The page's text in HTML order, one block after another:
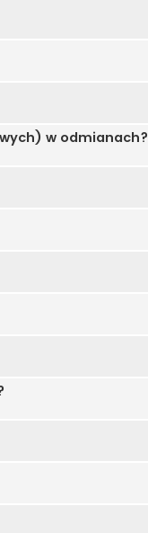
w odmianach?